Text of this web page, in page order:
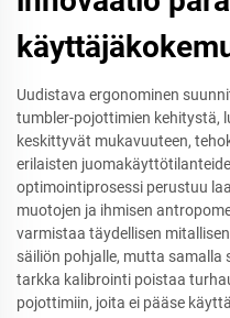
Uudistava ergonominen
tumbler-pojottimien kehitystä,
keskittyvät mukavuuteen,
erilaisten
optimointiprosessi perustuu
muotojen ja ihmisen
varmistaa täydellisen
säiliön pohjalle, mutta samalla
tarkka kalibrointi poistaa
pojottimiin, joita ei pääse